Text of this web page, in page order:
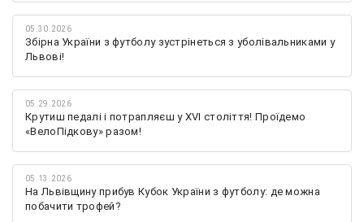
05.30.2026
Збірна України з футболу зустрінеться з уболівальниками у
Львові!
05.29.2026
Крутиш педалі і потрапляєш у XVI століття! Проїдемо
«ВелоПідкову» разом!
05.13.2026
На Львівщину прибув Кубок України з футболу: де можна
побачити трофей?